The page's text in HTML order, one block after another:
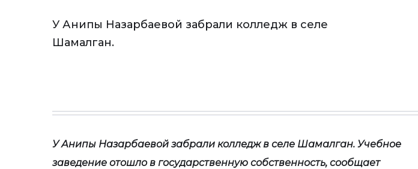
У Анипы Назарбаевой забрали колледж в селе
Шамалган.
У Анипы Назарбаевой забрали колледж в селе Шамалган. Учебное
заведение отошло в государственную собственность, сообщает